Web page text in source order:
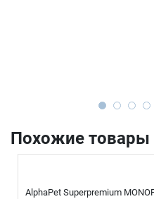
Похожие товары
AlphaPet Superpremium